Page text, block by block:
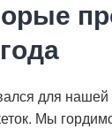
для
Мы